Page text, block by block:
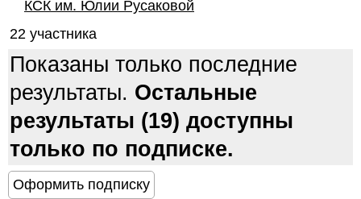
КСК им. Юлии Русаковой
22 участника
Показаны только последние
результаты. Остальные
результаты (19) доступны
только по подписке.